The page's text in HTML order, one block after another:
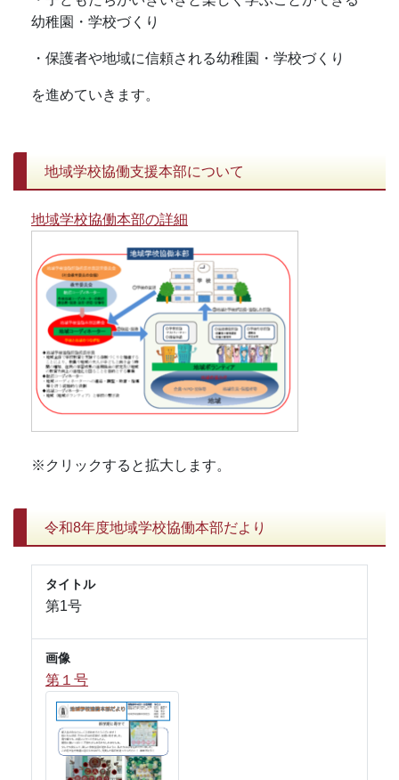
幼稚園・学校づくり
・保護者や地域に信頼される幼稚園・学校づくり
を進めていきます。
地域学校協働支援本部について
地域学校協働本部の詳細
※クリックすると拡大します。
令和8年度地域学校協働本部だより
タイトル
第1号
画像
第１号